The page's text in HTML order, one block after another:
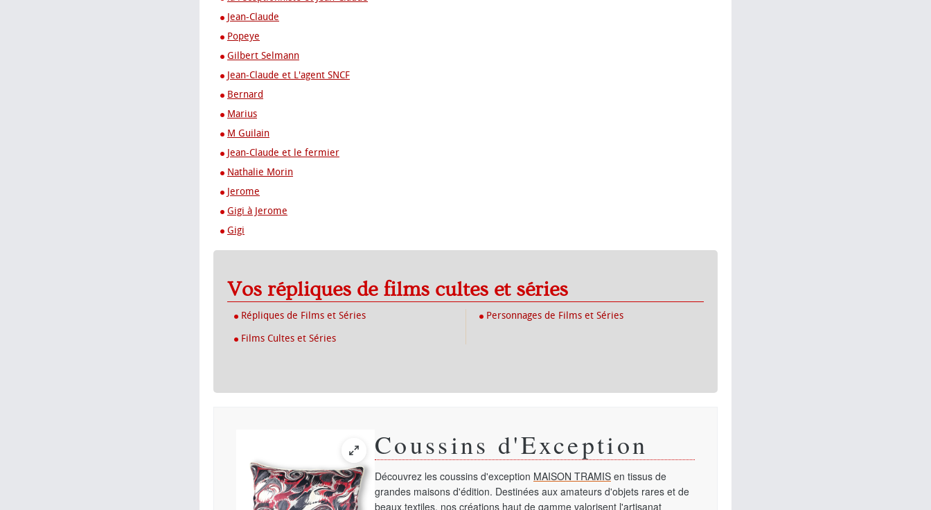
Jean-Claude
Popeye
Gilbert Selmann
Jean-Claude et L'agent SNCF
Bernard
Marius
M Guilain
Jean-Claude et le fermier
Nathalie Morin
Jerome
Gigi à Jerome
Gigi
Vos répliques de films cultes et séries
Répliques de Films et Séries
Films Cultes et Séries
Personnages de Films et Séries
Coussins d'Exception
Découvrez les coussins d'exception MAISON TRAMIS en tissus de
grandes maisons d'édition. Destinées aux amateurs d'objets rares et de
beaux textiles, nos créations haut de gamme valorisent l'artisanat